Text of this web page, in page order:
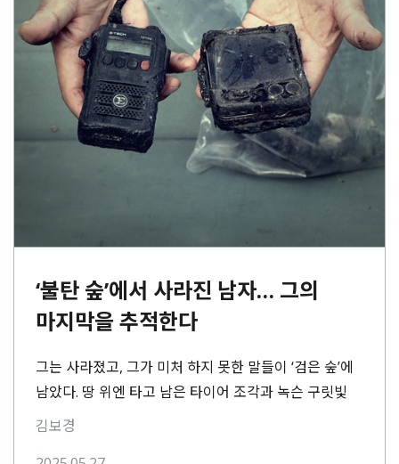
‘불탄 숲’에서 사라진 남자… 그의
마지막을 추적한다
그는 사라졌고, 그가 미처 하지 못한 말들이 ‘검은 숲’에
남았다. 땅 위엔 타고 남은 타이어 조각과 녹슨 구릿빛
철사. 주변을⋯
김보경